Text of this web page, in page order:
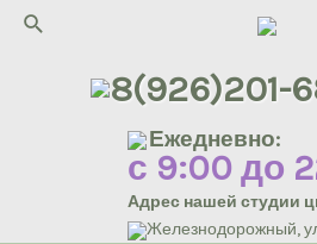
Перейти
Поиск
8(926)201-
Ежедневно:
с 9:00 до
Адрес нашей студии
Железнодорожный,